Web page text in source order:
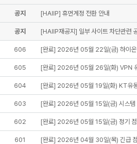
공지 [HAIIP] 휴먼계정 전환 안내
공지 [HAIIP재공지] 일부 사이트 차단관련
606 [완료] 2026년 05월 22일(금) 하이
605 [완료] 2026년 05월 26일(화) VPN
604 [완료] 2026년 05월 19일(화) KT유
603 [완료] 2026년 05월 15일(금) 시스템
602 [완료] 2026년 05월 15일(금) 정기 점
601 [완료] 2026년 04월 30일(목) 긴급